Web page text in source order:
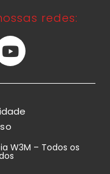
redes:
W3M – Todos os